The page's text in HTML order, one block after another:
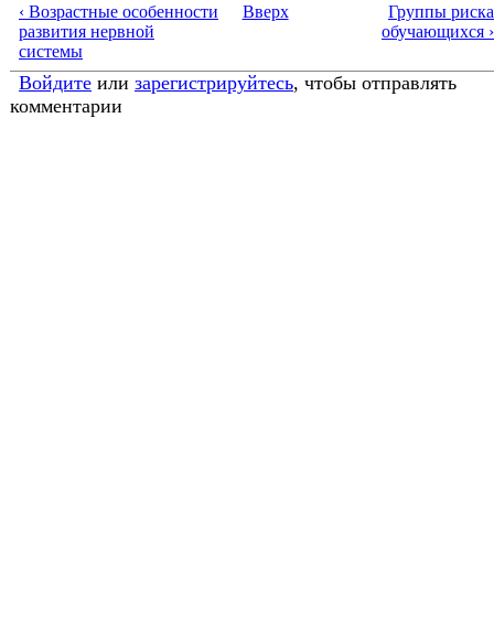
‹ Возрастные особенности
развития нервной
системы
Вверх
Группы риска
обучающихся ›
Войдите или зарегистрируйтесь, чтобы отправлять
комментарии